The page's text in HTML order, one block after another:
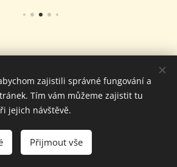
Klub stolního tenisu
PP Hradec Králové, 2026.
práva vyhrazena.
Cookies
zajistili správné fungování a
Tím vám můžeme zajistit tu
jejich návštěvě.
Přijmout vše